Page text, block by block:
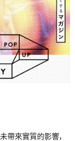
帶來實質的影響，